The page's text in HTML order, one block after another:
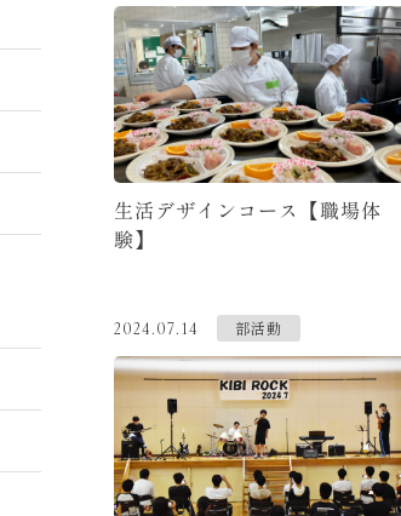
生活デザインコース【職場体
験】
2024.07.14 部活動